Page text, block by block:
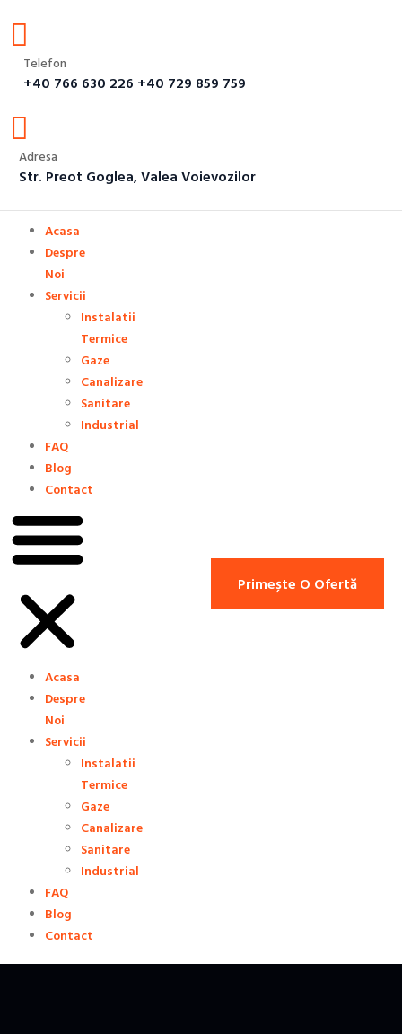
Telefon
+40 766 630 226 +40 729 859 759
Adresa
Str. Preot Goglea, Valea Voievozilor
Acasa
Despre
Noi
Servicii
Instalatii
Termice
Gaze
Canalizare
Sanitare
Industrial
FAQ
Blog
Contact
Acasa
Despre
Noi
Servicii
Instalatii
Termice
Gaze
Canalizare
Sanitare
Industrial
FAQ
Blog
Contact
Primește O Ofertă